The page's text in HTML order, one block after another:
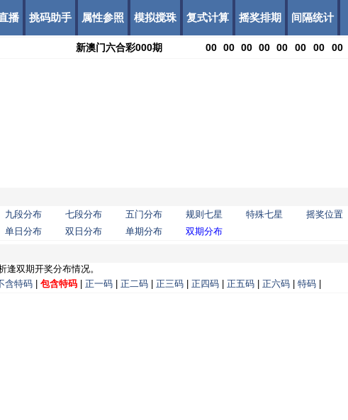
播 挑码助手 属性参照 模拟搅珠 复式计算 摇奖排期 间隔统计
新澳门六合彩000期 00 00 00 00 00 00 00 00
九段分布 七段分布 五门分布 规则七星 特殊七星 摇奖位置
单日分布 双日分布 单期分布 双期分布
双期开奖分布情况。
含特码 包含特码 正一码 正二码 正三码 正四码 正五码 正六码 特码